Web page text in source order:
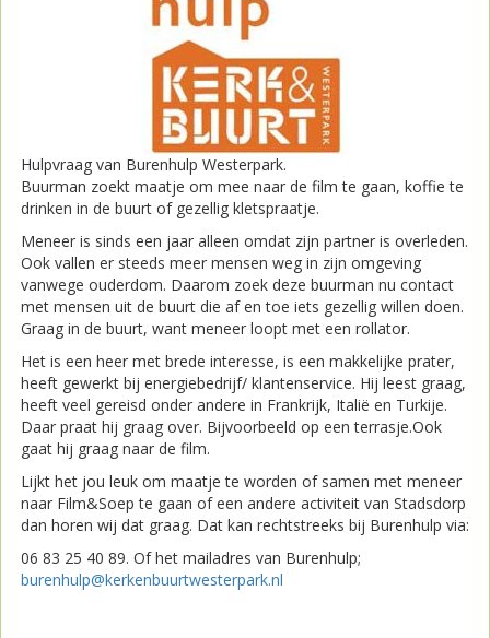
Hulpvraag van Burenhulp Westerpark.
Buurman zoekt maatje om mee naar de film te gaan, koffie te
drinken in de buurt of gezellig kletspraatje.
Meneer is sinds een jaar alleen omdat zijn partner is overleden.
Ook vallen er steeds meer mensen weg in zijn omgeving
vanwege ouderdom. Daarom zoek deze buurman nu contact
met mensen uit de buurt die af en toe iets gezellig willen doen.
Graag in de buurt, want meneer loopt met een rollator.
Het is een heer met brede interesse, is een makkelijke prater,
heeft gewerkt bij energiebedrijf/ klantenservice. Hij leest graag,
heeft veel gereisd onder andere in Frankrijk, Italië en Turkije.
Daar praat hij graag over. Bijvoorbeeld op een terrasje.Ook
gaat hij graag naar de film.
Lijkt het jou leuk om maatje te worden of samen met meneer
naar Film&Soep te gaan of een andere activiteit van Stadsdorp
dan horen wij dat graag. Dat kan rechtstreeks bij Burenhulp via:
06 83 25 40 89. Of het mailadres van Burenhulp;
burenhulp@kerkenbuurtwesterpark.nl